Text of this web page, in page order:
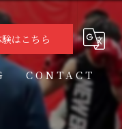
はこちら
CONTACT